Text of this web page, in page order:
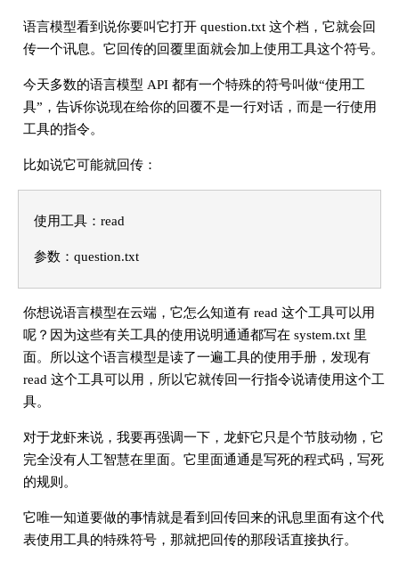
语言模型看到说你要叫它打开 question.txt 这个档，它就会回
传一个讯息。它回传的回覆里面就会加上使用工具这个符号。
今天多数的语言模型 API 都有一个特殊的符号叫做“使用工
具”，告诉你说现在给你的回覆不是一行对话，而是一行使用
工具的指令。
比如说它可能就回传：
使用工具：read
参数：question.txt
你想说语言模型在云端，它怎么知道有 read 这个工具可以用
呢？因为这些有关工具的使用说明通通都写在 system.txt 里
面。所以这个语言模型是读了一遍工具的使用手册，发现有
read 这个工具可以用，所以它就传回一行指令说请使用这个工
具。
对于龙虾来说，我要再强调一下，龙虾它只是个节肢动物，它
完全没有人工智慧在里面。它里面通通是写死的程式码，写死
的规则。
它唯一知道要做的事情就是看到回传回来的讯息里面有这个代
表使用工具的特殊符号，那就把回传的那段话直接执行。